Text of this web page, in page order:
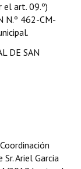
el art. 09.º)
N.º 462-CM-
DE SAN
Ariel Garcia